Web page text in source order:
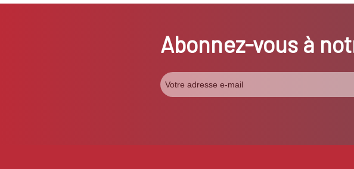
Abonnez-vous à